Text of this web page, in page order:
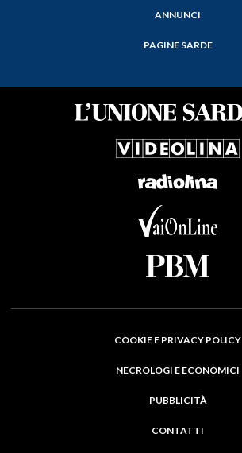
ANNUNCI
PAGINE SARDE
COOKIE E PRIVACY POLICY
NECROLOGI E ECONOMICI
PUBBLICITÀ
CONTATTI